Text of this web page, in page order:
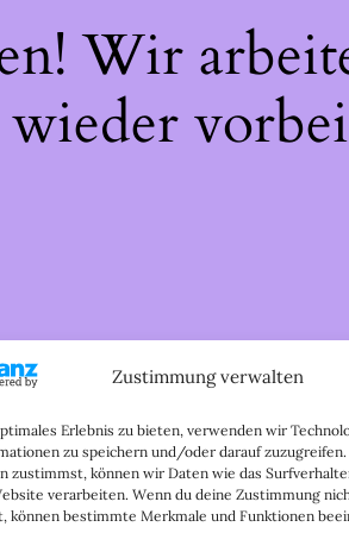
Zustimmung verwalten
Erlebnis zu bieten, verwenden wir
zu speichern und/oder darauf
zustimmst, können wir Daten wie das
verarbeiten. Wenn du deine Zustimmung
können bestimmte Merkmale und Funktionen
Wir